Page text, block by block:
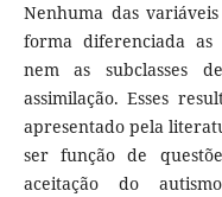
Nenhuma das
forma diferenciada as
nem as subclasses
assimilação. Esses
apresentado pela
ser função de
aceitação do